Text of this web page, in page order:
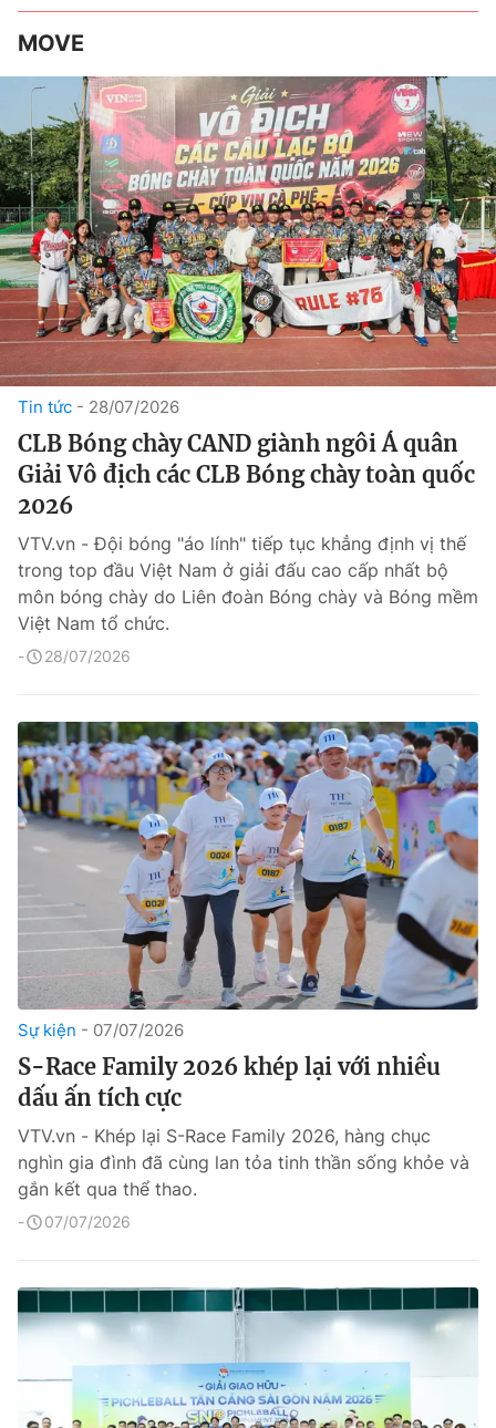
MOVE
Tin tức 28/07/2026
CLB Bóng chày CAND giành ngôi Á quân
Giải Vô địch các CLB Bóng chày toàn quốc
2026
VTV.vn - Đội bóng "áo lính" tiếp tục khẳng định vị thế
trong top đầu Việt Nam ở giải đấu cao cấp nhất bộ
môn bóng chày do Liên đoàn Bóng chày và Bóng mềm
Việt Nam tổ chức.
28/07/2026
Sự kiện 07/07/2026
S-Race Family 2026 khép lại với nhiều
dấu ấn tích cực
VTV.vn - Khép lại S-Race Family 2026, hàng chục
nghìn gia đình đã cùng lan tỏa tinh thần sống khỏe và
gắn kết qua thể thao.
07/07/2026